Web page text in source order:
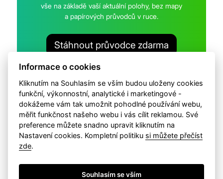
vše na základě vaší aktuální polohy, bez mapy
a papírových průvodců v ruce.
Stáhnout průvodce zdarma
Na webu pracujeme s cookies. Změnit vaše preference
můžete vnastavení cookies. Přečtětě si k čemu vaše
údaje využíváme.
Informace o cookies
Kliknutím na Souhlasím se vším budou uloženy cookies
funkční, výkonnostní, analytické i marketingové -
dokážeme vám tak umožnit pohodlné používání webu,
měřit funkčnost našeho webu i vás cílit reklamou. Své
preference můžete snadno upravit kliknutím na
Nastavení cookies. Kompletní politiku si můžete přečíst
zde.
Souhlasím se vším